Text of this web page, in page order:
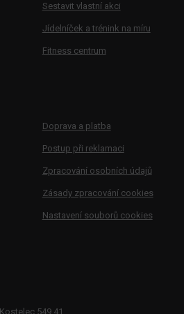
Sestavit vlastní akci
Jídelníček a trénink na míru
Fitness centrum
Doprava a platba
Postup při reklamaci
Zpracování osobních údajů
Zásady zpracování cookies
Nastavení souborů cookies